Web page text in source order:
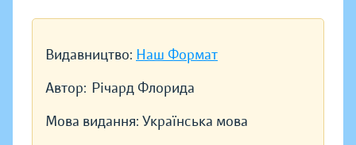
Видавництво: Наш Формат
Автор: Річард Флорида
Мова видання: Українська мова